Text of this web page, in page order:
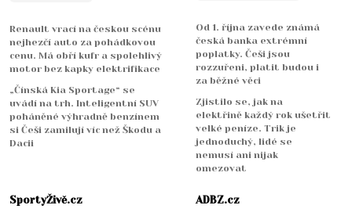
Renault vrací na českou scénu
nejhezčí auto za pohádkovou
cenu. Má obří kufr a spolehlivý
motor bez kapky elektrifikace
„Čínská Kia Sportage“ se
uvádí na trh. Inteligentní SUV
poháněné výhradně benzínem
si Češi zamilují víc než Škodu a
Dacii
Od 1. října zavede známá
česká banka extrémní
poplatky. Češi jsou
rozzuřeni, platit budou i
za běžné věci
Zjistilo se, jak na
elektřině každý rok ušetřit
velké peníze. Trik je
jednoduchý, lidé se
nemusí ani nijak
omezovat
SportyŽivě.cz
ADBZ.cz